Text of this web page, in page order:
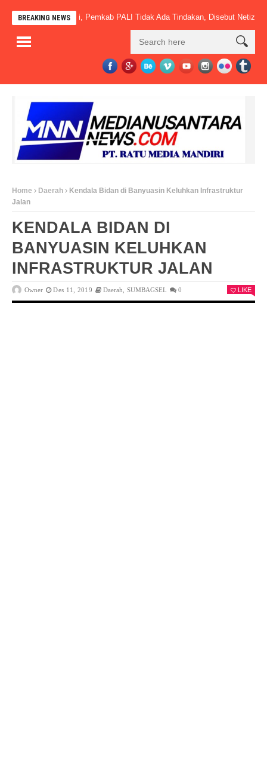
BREAKING NEWS
Beroperasi, Pemkab PALI Tidak Ada Tindakan, Disebut Netizen”
Home Daerah
Kendala Bidan di Banyuasin Keluhkan Infrastruktur
Jalan
KENDALA BIDAN DI
BANYUASIN KELUHKAN
INFRASTRUKTUR JALAN
Owner Des 11, 2019 Daerah SUMBAGSEL 0 LIKE